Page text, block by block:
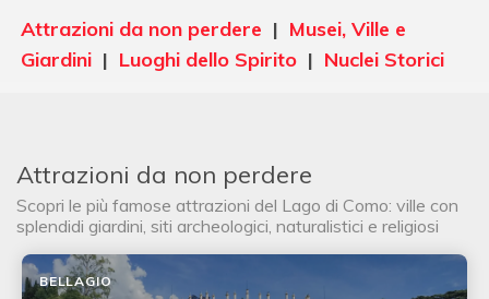
Attrazioni da non perdere | Musei, Ville e
Giardini | Luoghi dello Spirito | Nuclei Storici
Attrazioni da non perdere
Scopri le più famose attrazioni del Lago di Como: ville con
splendidi giardini, siti archeologici, naturalistici e religiosi
BELLAGIO